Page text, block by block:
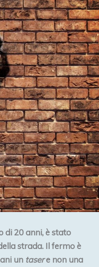
di 20 anni, è stato
strada. Il fermo è
un tasere non una